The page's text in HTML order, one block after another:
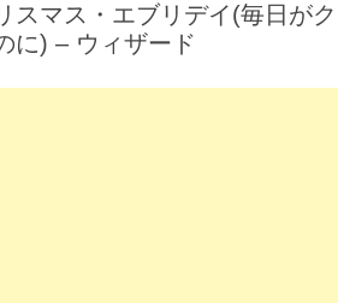
スマス・エブリデイ(毎日がク
に) – ウィザード